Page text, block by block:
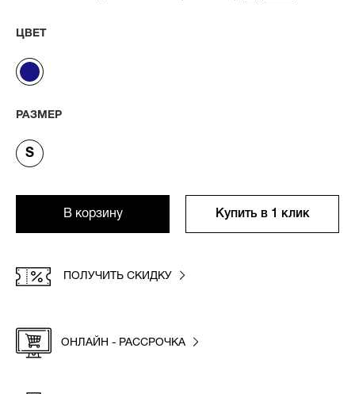
ЦВЕТ
РАЗМЕР
S
В корзину Купить в 1 клик
ПОЛУЧИТЬ СКИДКУ
ОНЛАЙН - РАССРОЧКА